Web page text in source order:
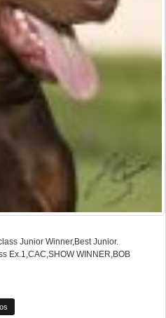
Junior Winner,Best Junior.
Ex.1,CAC,SHOW WINNER,BOB
Panevezys(LT)